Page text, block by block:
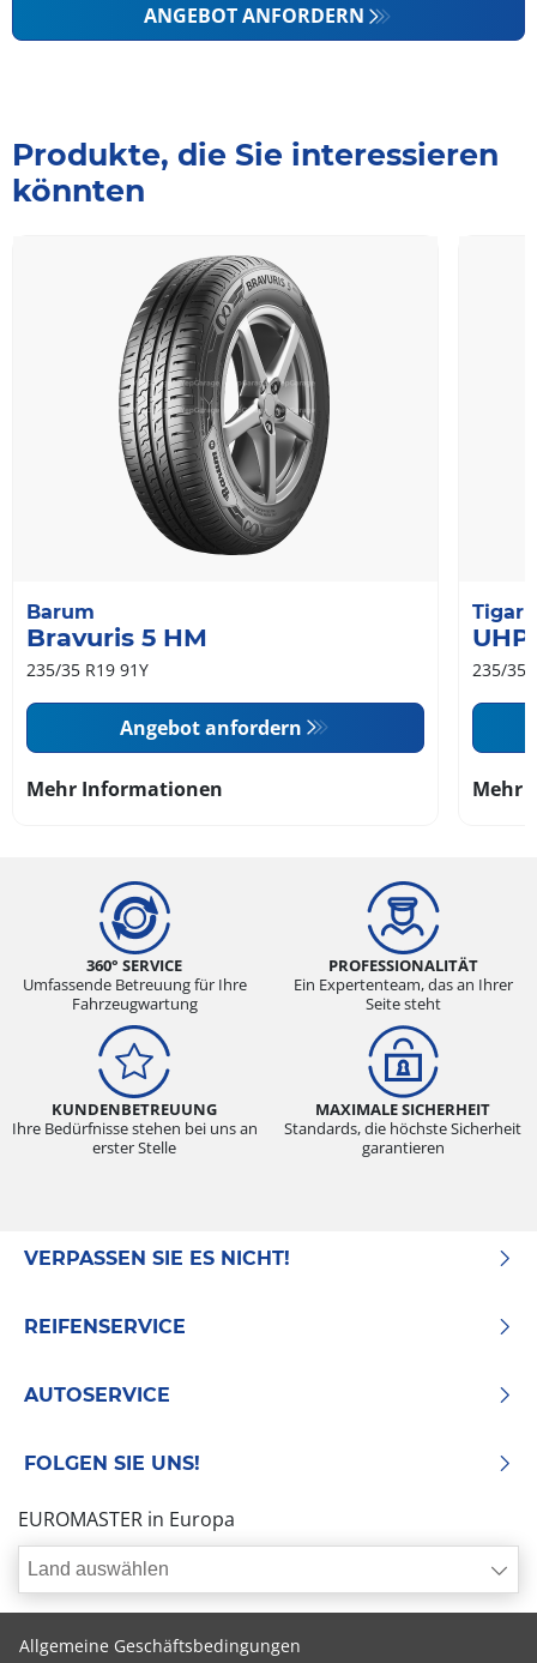
ANGEBOT ANFORDERN
Produkte, die Sie interessieren
könnten
Barum
Bravuris 5 HM
235/35 R19 91Y
Angebot anfordern
Mehr Informationen
Tigar
UHP
235/35
Mehr
360° SERVICE
Umfassende Betreuung für Ihre
Fahrzeugwartung
PROFESSIONALITÄT
Ein Expertenteam, das an Ihrer
Seite steht
KUNDENBETREUUNG
Ihre Bedürfnisse stehen bei uns an
erster Stelle
MAXIMALE SICHERHEIT
Standards, die höchste Sicherheit
garantieren
VERPASSEN SIE ES NICHT!
REIFENSERVICE
AUTOSERVICE
FOLGEN SIE UNS!
EUROMASTER in Europa
Land auswählen
Allgemeine Geschäftsbedingungen